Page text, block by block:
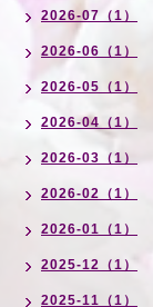
2026-07（1）
2026-06（1）
2026-05（1）
2026-04（1）
2026-03（1）
2026-02（1）
2026-01（1）
2025-12（1）
2025-11（1）